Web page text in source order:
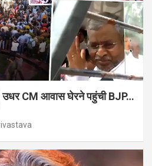
उधर CM आवास घेरने पहुंची BJP…